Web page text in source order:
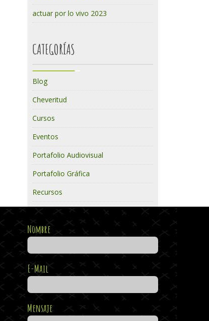
actuar por lo vivo 2023
CATEGORÍAS
Blog
Cheveritud
Cursos
Eventos
Portafolio Audiovisual
Portafolio Gráfica
Recursos
Nombre
E-Mail
Mensaje